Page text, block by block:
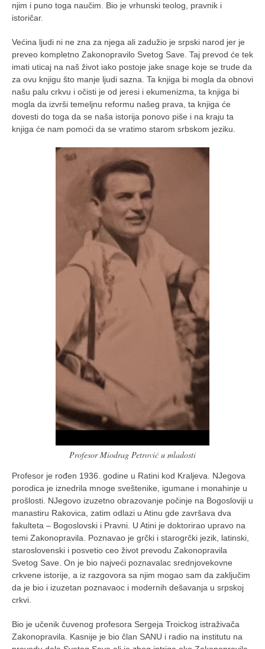
kontakt
njim i puno toga naučim. Bio je vrhunski teolog, pravnik i
istoričar.
Većina ljudi ni ne zna za njega ali zadužio je srpski narod jer je
preveo kompletno Zakonopravilo Svetog Save. Taj prevod će tek
imati uticaj na naš život iako postoje jake snage koje se trude da
za ovu knjigu što manje ljudi sazna. Ta knjiga bi mogla da obnovi
našu palu crkvu i očisti je od jeresi i ekumenizma, ta knjiga bi
mogla da izvrši temeljnu reformu našeg prava, ta knjiga će
dovesti do toga da se naša istorija ponovo piše i na kraju ta
knjiga će nam pomoći da se vratimo starom srbskom jeziku.
Profesor Miodrag Petrović u mladosti
Profesor je rođen 1936. godine u Ratini kod Kraljeva. NJegova
porodica je iznedrila mnoge sveštenike, igumane i monahinje u
prošlosti. NJegovo izuzetno obrazovanje počinje na Bogosloviji u
manastiru Rakovica, zatim odlazi u Atinu gde završava dva
fakulteta – Bogoslovski i Pravni. U Atini je doktorirao upravo na
temi Zakonopravila. Poznavao je grčki i starogrčki jezik, latinski,
staroslovenski i posvetio ceo život prevodu Zakonopravila
Svetog Save. On je bio najveći poznavalac srednjovekovne
crkvene istorije, a iz razgovora sa njim mogao sam da zaključim
da je bio i izuzetan poznavaoc i modernih dešavanja u srpskoj
crkvi.
Bio je učenik čuvenog profesora Sergeja Troickog istraživača
Zakonopravila. Kasnije je bio član SANU i radio na institutu na